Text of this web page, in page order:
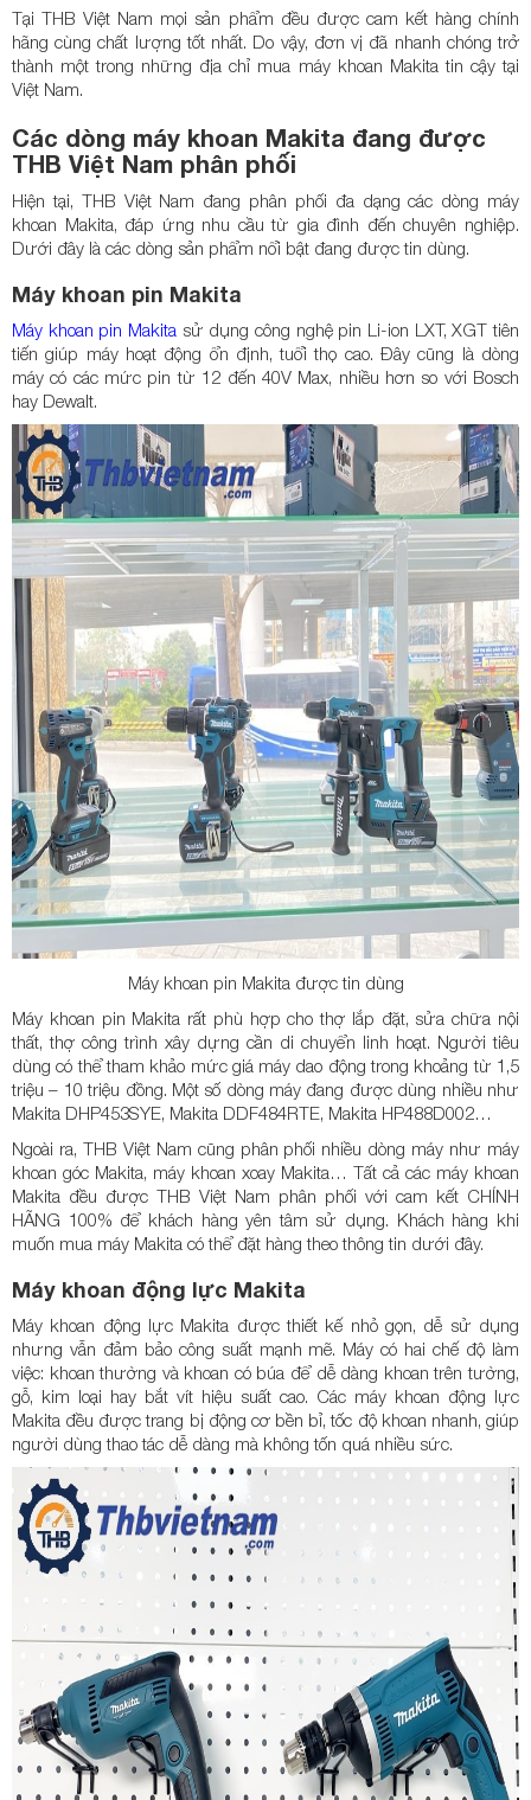
Tại THB Việt Nam mọi sản phẩm đều được cam kết hàng chính
hãng cùng chất lượng tốt nhất. Do vậy, đơn vị đã nhanh chóng trở
thành một trong những địa chỉ mua máy khoan Makita tin cậy tại
Việt Nam.
Các dòng máy khoan Makita đang được
THB Việt Nam phân phối
Hiện tại, THB Việt Nam đang phân phối đa dạng các dòng máy
khoan Makita, đáp ứng nhu cầu từ gia đình đến chuyên nghiệp.
Dưới đây là các dòng sản phẩm nổi bật đang được tin dùng.
Máy khoan pin Makita
Máy khoan pin Makita sử dụng công nghệ pin Li-ion LXT, XGT tiên
tiến giúp máy hoạt động ổn định, tuổi thọ cao. Đây cũng là dòng
máy có các mức pin từ 12 đến 40V Max, nhiều hơn so với Bosch
hay Dewalt.
Máy khoan pin Makita được tin dùng
Máy khoan pin Makita rất phù hợp cho thợ lắp đặt, sửa chữa nội
thất, thợ công trình xây dựng cần di chuyển linh hoạt. Người tiêu
dùng có thể tham khảo mức giá máy dao động trong khoảng từ 1,5
triệu – 10 triệu đồng. Một số dòng máy đang được dùng nhiều như
Makita DHP453SYE, Makita DDF484RTE, Makita HP488D002…
Ngoài ra, THB Việt Nam cũng phân phối nhiều dòng máy như máy
khoan góc Makita, máy khoan xoay Makita… Tất cả các máy khoan
Makita đều được THB Việt Nam phân phối với cam kết CHÍNH
HÃNG 100% để khách hàng yên tâm sử dụng. Khách hàng khi
muốn mua máy Makita có thể đặt hàng theo thông tin dưới đây.
Máy khoan động lực Makita
Máy khoan động lực Makita được thiết kế nhỏ gọn, dễ sử dụng
nhưng vẫn đảm bảo công suất mạnh mẽ. Máy có hai chế độ làm
việc: khoan thường và khoan có búa để dễ dàng khoan trên tường,
gỗ, kim loại hay bắt vít hiệu suất cao. Các máy khoan động lực
Makita đều được trang bị động cơ bền bỉ, tốc độ khoan nhanh, giúp
người dùng thao tác dễ dàng mà không tốn quá nhiều sức.